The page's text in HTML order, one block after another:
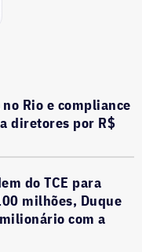
Rio e compliance
diretores por R$
do TCE para
milhões, Duque
com a